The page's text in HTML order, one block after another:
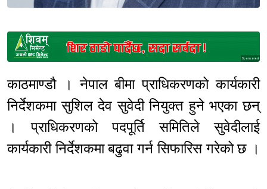
Sponsored
काठमाण्डौ । नेपाल बीमा प्राधिकरणको कार्यकारी
निर्देशकमा सुशिल देव सुवेदी नियुक्त हुने भएका छन्
। प्राधिकरणको पदपूर्ति समितिले सुवेदीलाई
कार्यकारी निर्देशकमा बढुवा गर्न सिफारिस गरेको छ ।